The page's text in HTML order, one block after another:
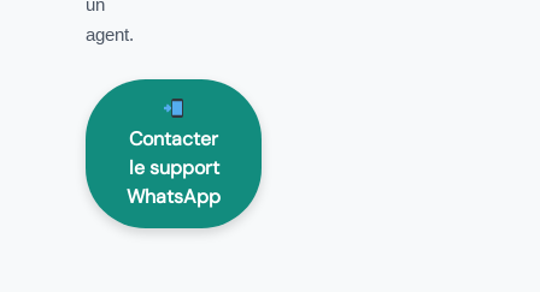
agent.
Contacter
le support
WhatsApp